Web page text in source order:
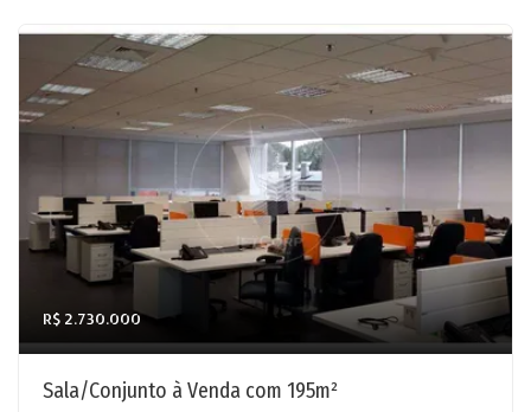
R$ 2.730.000
Sala/Conjunto à Venda com 195m²